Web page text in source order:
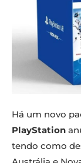
Há um novo
PlayStation
tendo como